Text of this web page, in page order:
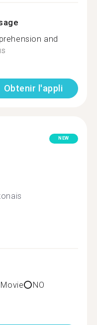
and
Obtenir l'appli
NEW